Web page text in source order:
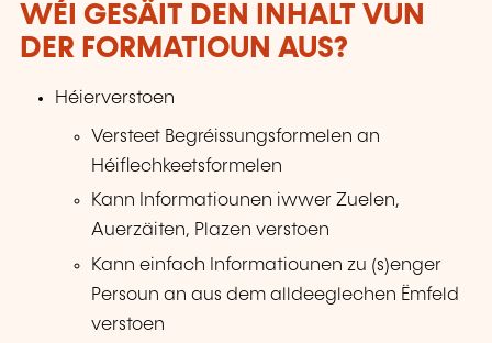
WÉI GESÄIT DEN INHALT VUN
DER FORMATIOUN AUS?
Héierverstoen
Versteet Begréissungsformelen an
Héiflechkeetsformelen
Kann Informatiounen iwwer Zuelen,
Auerzäiten, Plazen verstoen
Kann einfach Informatiounen zu (s)enger
Persoun an aus dem alldeeglechen Ëmfeld
verstoen